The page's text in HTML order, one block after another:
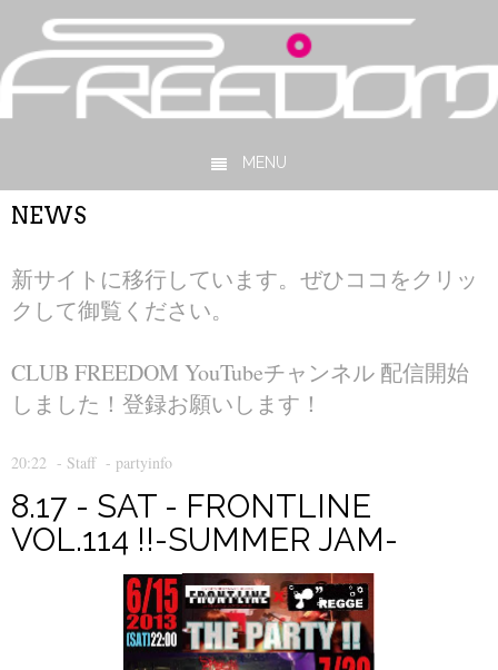
MENU
Skip to content
NEWS
新サイトに移行しています。ぜひココをクリッ
クして御覧ください。
CLUB FREEDOM YouTubeチャンネル 配信開始
しました！登録お願いします！
20:22 - Staff- partyinfo
8.17 - SAT - FRONTLINE
VOL.114 !!-SUMMER JAM-